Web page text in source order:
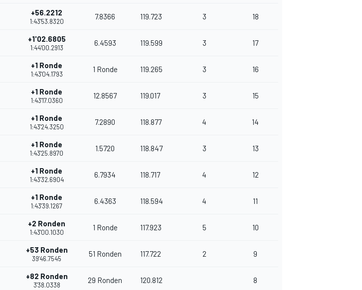
+56.2212
1:43'53.8320
7.8366 119.723 3 18
+1'02.6805
1:44'00.2913
6.4593 119.599 3 17
+1 Ronde
1:43'04.1793
1 Ronde 119.265 3 16
+1 Ronde
1:43'17.0360
12.8567 119.017 3 15
+1 Ronde
1:43'24.3250
7.2890 118.877 4 14
+1 Ronde
1:43'25.8970
1.5720 118.847 3 13
+1 Ronde
1:43'32.6904
6.7934 118.717 4 12
+1 Ronde
1:43'39.1267
6.4363 118.594 4 11
+2 Ronden
1:43'00.1030
1 Ronde 117.923 5 10
+53 Ronden
39'46.7545
51 Ronden 117.722 2 9
+82 Ronden
3'38.0338
29 Ronden 120.812 8